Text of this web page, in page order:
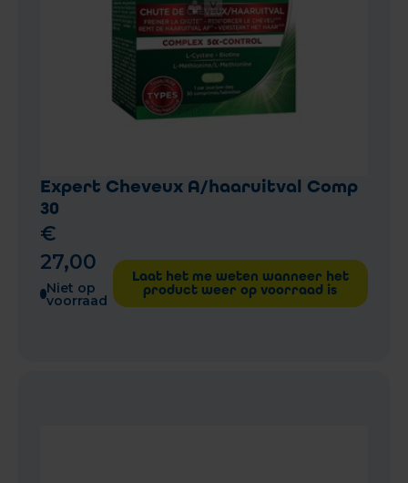
Expert Cheveux A/haaruitval Comp
30
€
27,00
Niet op
voorraad
Laat het me weten wanneer het
product weer op voorraad is